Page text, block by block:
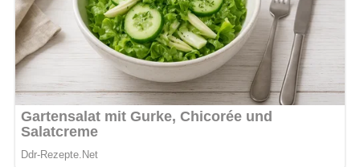
Nach: Obst und Gemüse, Verlag für die Frau, Leipzig, DDR, 1982
Jetzt Sterne vergeben – Rezept